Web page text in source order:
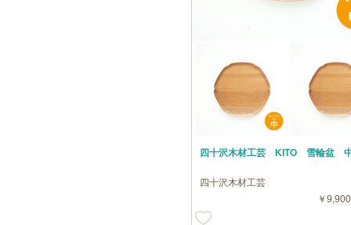
四十沢木材工芸 KITO 雪輪盆
四十沢木材工芸
￥